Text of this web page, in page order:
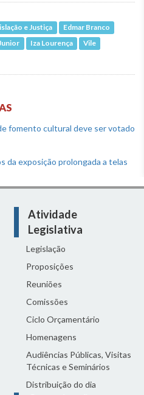
e Justiça
Edmar Branco
Iza Lourença
Vile
fomento cultural deve ser votado
da exposição prolongada a telas
Atividade
Legislativa
Legislação
Proposições
Reuniões
Comissões
Ciclo Orçamentário
Homenagens
Audiências Públicas, Visitas
Técnicas e Seminários
Distribuição do dia